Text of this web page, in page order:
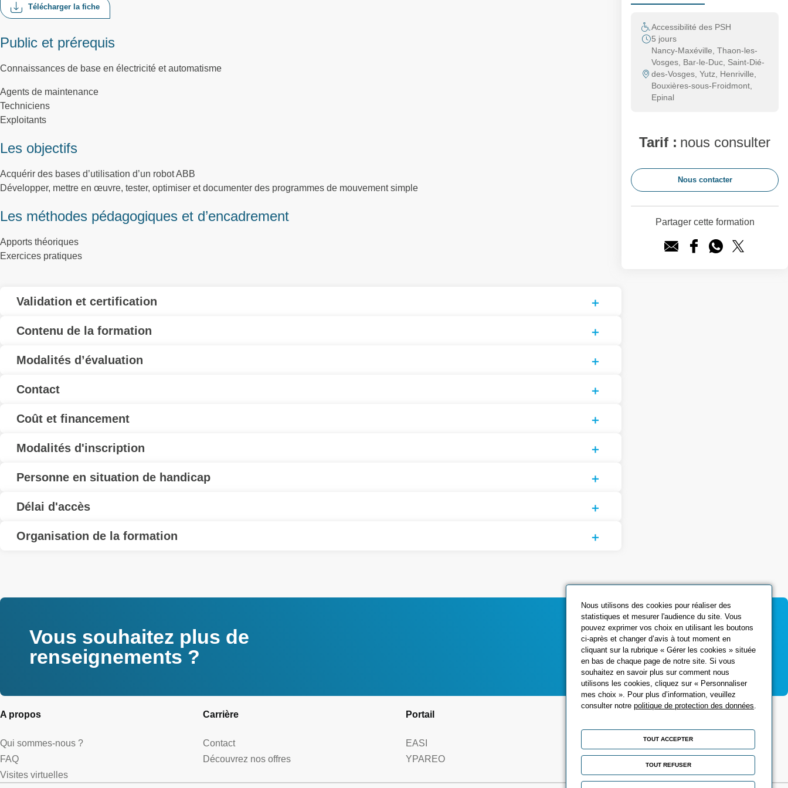
Télécharger la fiche
Public et prérequis
Connaissances de base en électricité et automatisme
Agents de maintenance
Techniciens
Exploitants
Les objectifs
Acquérir des bases d’utilisation d’un robot ABB
Développer, mettre en œuvre, tester, optimiser et documenter des programmes de mouvement simple
Les méthodes pédagogiques et d’encadrement
Apports théoriques
Exercices pratiques
Validation et certification
Contenu de la formation
Modalités d’évaluation
Contact
Coût et financement
Modalités d'inscription
Personne en situation de handicap
Délai d'accès
Organisation de la formation
Accessibilité des PSH
5 jours
Nancy-Maxéville, Thaon-les-
Vosges, Bar-le-Duc, Saint-Dié-
des-Vosges, Yutz, Henriville,
Bouxières-sous-Froidmont,
Epinal
Tarif : nous consulter
Nous contacter
Partager cette formation
Vous souhaitez plus de
renseignements ?
Contactez-nous
A propos
Qui sommes-nous ?
FAQ
Visites virtuelles
Carrière
Contact
Découvrez nos offres
Portail
EASI
YPAREO
Nous utilisons des cookies pour réaliser des
statistiques et mesurer l'audience du site. Vous
pouvez exprimer vos choix en utilisant les boutons
ci-après et changer d’avis à tout moment en
cliquant sur la rubrique « Gérer les cookies » située
en bas de chaque page de notre site. Si vous
souhaitez en savoir plus sur comment nous
utilisons les cookies, cliquez sur « Personnaliser
mes choix ». Pour plus d’information, veuillez
consulter notrepolitique de protection des données.
TOUT ACCEPTER
TOUT REFUSER